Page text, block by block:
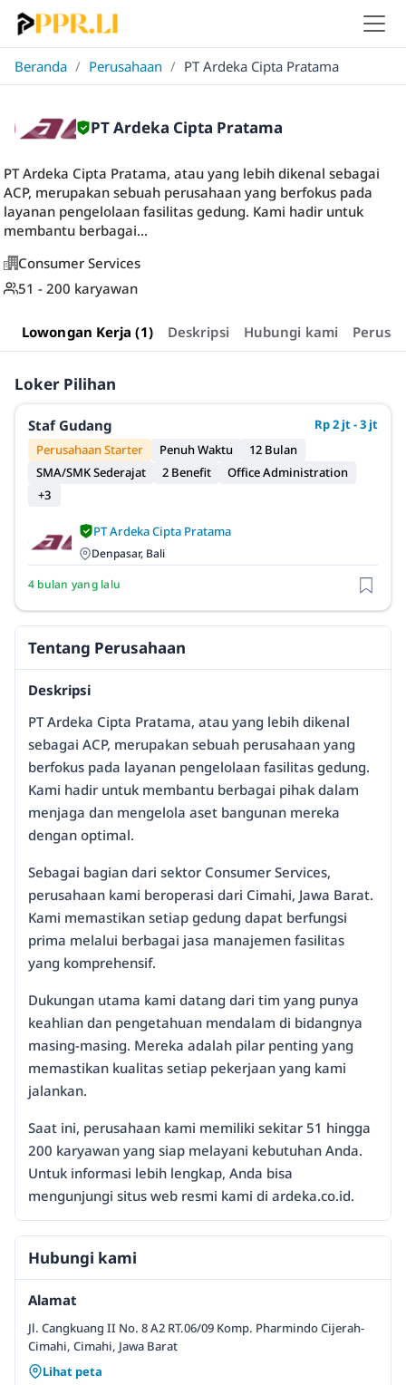
Beranda / Perusahaan / PT Ardeka Cipta Pratama
PT Ardeka Cipta Pratama
PT Ardeka Cipta Pratama, atau yang lebih dikenal sebagai
ACP, merupakan sebuah perusahaan yang berfokus pada
layanan pengelolaan fasilitas gedung. Kami hadir untuk
membantu berbagai...
Consumer Services
51 - 200 karyawan
Lowongan Kerja (1) Deskripsi Hubungi kami
Loker Pilihan
Staf Gudang
Rp 2 jt - 3 jt
Perusahaan Starter
Penuh Waktu
12 Bulan
SMA/SMK Sederajat
2 Benefit
Office Administration
+3
PT Ardeka Cipta Pratama
Denpasar, Bali
4 bulan yang lalu
Tentang Perusahaan
Deskripsi
PT Ardeka Cipta Pratama, atau yang lebih dikenal
sebagai ACP, merupakan sebuah perusahaan yang
berfokus pada layanan pengelolaan fasilitas gedung.
Kami hadir untuk membantu berbagai pihak dalam
menjaga dan mengelola aset bangunan mereka
dengan optimal.
Sebagai bagian dari sektor Consumer Services,
perusahaan kami beroperasi dari Cimahi, Jawa Barat.
Kami memastikan setiap gedung dapat berfungsi
prima melalui berbagai jasa manajemen fasilitas
yang komprehensif.
Dukungan utama kami datang dari tim yang punya
keahlian dan pengetahuan mendalam di bidangnya
masing-masing. Mereka adalah pilar penting yang
memastikan kualitas setiap pekerjaan yang kami
jalankan.
Saat ini, perusahaan kami memiliki sekitar 51 hingga
200 karyawan yang siap melayani kebutuhan Anda.
Untuk informasi lebih lengkap, Anda bisa
mengunjungi situs web resmi kami di ardeka.co.id.
Hubungi kami
Alamat
Jl. Cangkuang II No. 8 A2 RT.06/09 Komp. Pharmindo Cijerah-
Cimahi, Cimahi, Jawa Barat
Lihat peta